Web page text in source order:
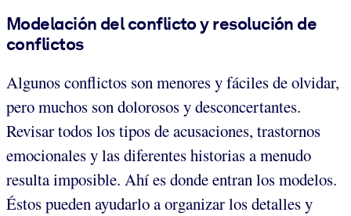
Modelación del conflicto y resolución de
conflictos
Algunos conflictos son menores y fáciles de olvidar,
pero muchos son dolorosos y desconcertantes.
Revisar todos los tipos de acusaciones, trastornos
emocionales y las diferentes historias a menudo
resulta imposible. Ahí es donde entran los modelos.
Éstos pueden ayudarlo a organizar los detalles y